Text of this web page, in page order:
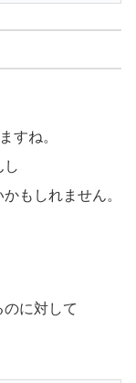
すね。
し
もしれません。
に対して